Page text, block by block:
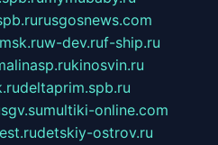
rusgosnews.com
w-dev.ruf-ship.ru
kinosvin.ru
deltaprim.spb.ru
sgv.sumultiki-online.com
detskiy-ostrov.ru